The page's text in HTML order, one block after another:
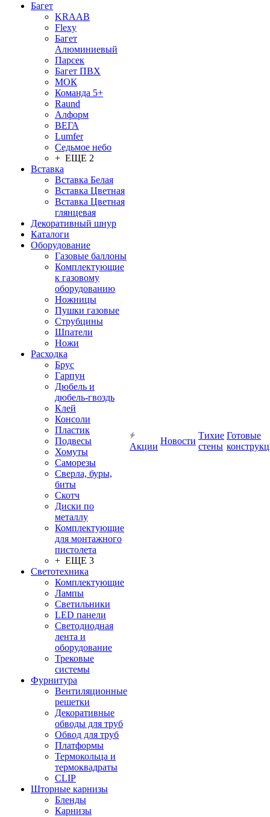
Багет
KRAAB
Flexy
Багет
Алюминиевый
Парсек
Багет ПВХ
МОК
Команда 5+
Raund
Алформ
ВЕГА
Lumfer
Седьмое небо
+ ЕЩЕ 2
Вставка
Вставка Белая
Вставка Цветная
Вставка Цветная
глянцевая
Декоративный шнур
Каталоги
Оборудование
Газовые баллоны
Комплектующие
к газовому
оборудованию
Ножницы
Пушки газовые
Струбцины
Шпатели
Ножи
Расходка
Брус
Гарпун
Дюбель и
дюбель-гвоздь
Клей
Консоли
Пластик
Подвесы
Хомуты
Саморезы
Сверла, буры,
биты
Скотч
Диски по
металлу
Комплектующие
для монтажного
пистолета
+ ЕЩЕ 3
Светотехника
Комплектующие
Лампы
Светильники
LED панели
Светодиодная
лента и
оборудование
Трековые
системы
Фурнитура
Вентиляционные
решетки
Декоративные
обводы для труб
Обвод для труб
Платформы
Термокольца и
термоквадраты
CLIP
Шторные карнизы
Бленды
Карнизы
Акции
Новости
Тихие
стены
Готовые